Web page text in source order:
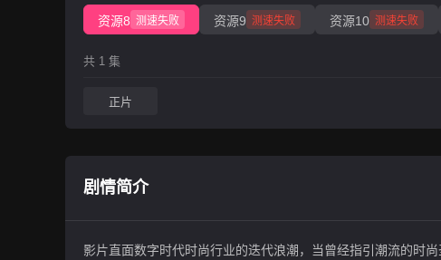
资源8 测速失败 资源9 测速失败 资源10 测速失败
共 1 集
正片
剧情简介
影片直面数字时代时尚行业的迭代浪潮，当曾经指引潮流的时